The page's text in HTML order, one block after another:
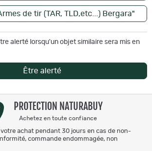
de tir (TAR, TLD,etc...) Bergara"
alerté lorsqu'un objet similaire sera mis en
Être alerté
PROTECTION NATURABUY
Achetez en toute confiance
achat pendant 30 jours en cas de non-
commande endommagée, non